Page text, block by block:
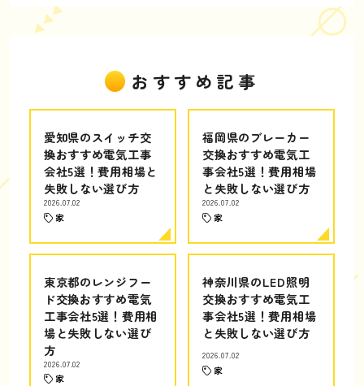
おすすめ記事
愛知県のスイッチ交
換おすすめ電気工事
会社5選！費用相場と
失敗しない選び方
2026.07.02
家
福岡県のブレーカー
交換おすすめ電気工
事会社5選！費用相場
と失敗しない選び方
2026.07.02
家
東京都のレンジフー
ド交換おすすめ電気
工事会社5選！費用相
場と失敗しない選び
方
2026.07.02
家
神奈川県のLED照明
交換おすすめ電気工
事会社5選！費用相場
と失敗しない選び方
2026.07.02
家